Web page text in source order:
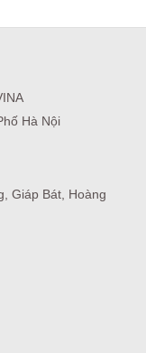
Hà Nội
Giáp Bát, Hoàng